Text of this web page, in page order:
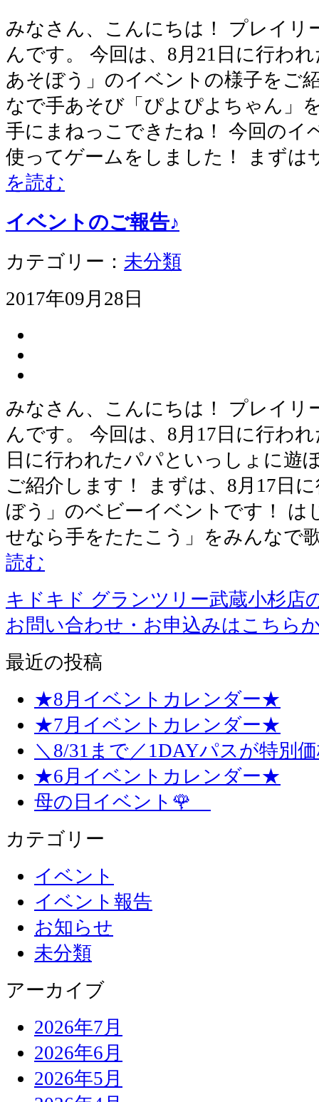
みなさん、こんにちは！ プレイリ
んです。 今回は、8月21日に行わ
あそぼう」のイベントの様子をご
なで手あそび「ぴよぴよちゃん」
手にまねっこできたね！ 今回のイ
使ってゲームをしました！ まず
を読む
イベントのご報告♪
カテゴリー： 未分類
2017年09月28日
みなさん、こんにちは！ プレイリ
んです。 今回は、8月17日に行わ
日に行われたパパといっしょに遊
ご紹介します！ まずは、8月17日
ぼう」のベビーイベントです！ は
せなら手をたたこう」をみんなで
読む
キドキド グランツリー武蔵小杉店
お問い合わせ・お申込みはこちら
最近の投稿
★8月イベントカレンダー★
★7月イベントカレンダー★
＼8/31まで／1DAYパスが特別
★6月イベントカレンダー★
母の日イベント🌹
カテゴリー
イベント
イベント報告
お知らせ
未分類
アーカイブ
2026年7月
2026年6月
2026年5月